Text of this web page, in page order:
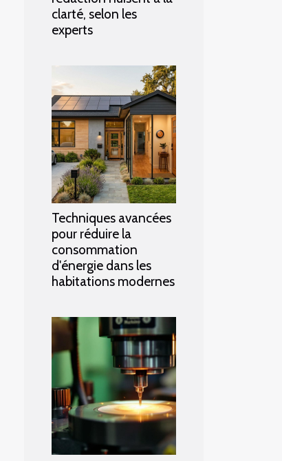
clarté, selon les
experts
Techniques avancées
pour réduire la
consommation
d'énergie dans les
habitations modernes